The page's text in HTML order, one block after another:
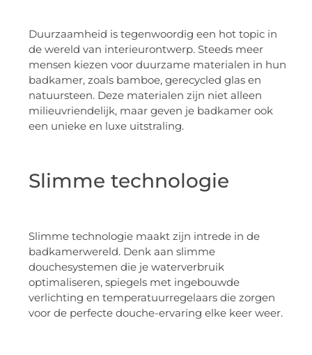
Duurzaamheid is tegenwoordig een hot topic in
de wereld van interieurontwerp. Steeds meer
mensen kiezen voor duurzame materialen in hun
badkamer, zoals bamboe, gerecycled glas en
natuursteen. Deze materialen zijn niet alleen
milieuvriendelijk, maar geven je badkamer ook
een unieke en luxe uitstraling.
Slimme technologie
Slimme technologie maakt zijn intrede in de
badkamerwereld. Denk aan slimme
douchesystemen die je waterverbruik
optimaliseren, spiegels met ingebouwde
verlichting en temperatuurregelaars die zorgen
voor de perfecte douche-ervaring elke keer weer.